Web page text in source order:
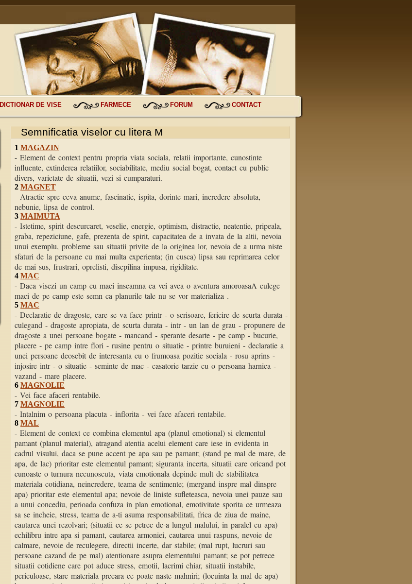
DICTIONAR DE VISE FARMECE FORUM CONTACT
Semnificatia viselor cu litera M
1 MAGAZIN
- Element de context pentru propria viata sociala, relatii importante, cunostinte
influente, extinderea relatiilor, sociabilitate, mediu social bogat, contact cu public
divers, varietate de situatii, vezi si cumparaturi.
2 MAGNET
- Atractie spre ceva anume, fascinatie, ispita, dorinte mari, incredere absoluta,
nebunie, lipsa de control.
3 MAIMUTA
- Istetime, spirit descurcaret, veselie, energie, optimism, distractie, neatentie, pripeala,
graba, repeziciune, gafe, prezenta de spirit, capacitatea de a invata de la altii, nevoia
unui exemplu, probleme sau situatii privite de la originea lor, nevoia de a urma niste
sfaturi de la persoane cu mai multa experienta; (in cusca) lipsa sau reprimarea celor
de mai sus, frustrari, oprelisti, discpilina impusa, rigiditate.
4 MAC
- Daca visezi un camp cu maci inseamna ca vei avea o aventura amoroasaA culege
maci de pe camp este semn ca planurile tale nu se vor materializa .
5 MAC
- Declaratie de dragoste, care se va face printr - o scrisoare, fericire de scurta durata -
culegand - dragoste apropiata, de scurta durata - intr - un lan de grau - propunere de
dragoste a unei persoane bogate - mancand - sperante desarte - pe camp - bucurie,
placere - pe camp intre flori - rusine pentru o situatie - printre buruieni - declaratie a
unei persoane deosebit de interesanta cu o frumoasa pozitie sociala - rosu aprins -
injosire intr - o situatie - seminte de mac - casatorie tarzie cu o persoana harnica -
vazand - mare placere.
6 MAGNOLIE
- Vei face afaceri rentabile.
7 MAGNOLIE
- Intalnim o persoana placuta - inflorita - vei face afaceri rentabile.
8 MAL
- Element de context ce combina elementul apa (planul emotional) si elementul
pamant (planul material), atragand atentia acelui element care iese in evidenta in
cadrul visului, daca se pune accent pe apa sau pe pamant; (stand pe mal de mare, de
apa, de lac) prioritar este elementul pamant; siguranta incerta, situatii care oricand pot
cunoaste o turnura necunoscuta, viata emotionala depinde mult de stabilitatea
materiala cotidiana, neincredere, teama de sentimente; (mergand inspre mal dinspre
apa) prioritar este elementul apa; nevoie de liniste sufleteasca, nevoia unei pauze sau
a unui concediu, perioada confuza in plan emotional, emotivitate sporita ce urmeaza
sa se incheie, stress, teama de a-ti asuma responsabilitati, frica de ziua de maine,
cautarea unei rezolvari; (situatii ce se petrec de-a lungul malului, in paralel cu apa)
echilibru intre apa si pamant, cautarea armoniei, cautarea unui raspuns, nevoie de
calmare, nevoie de reculegere, directii incerte, dar stabile; (mal rupt, lucruri sau
persoane cazand de pe mal) atentionare asupra elementului pamant; se pot petrece
situatii cotidiene care pot aduce stress, emotii, lacrimi chiar, situatii instabile,
periculoase, stare materiala precara ce poate naste mahniri; (locuinta la mal de apa)